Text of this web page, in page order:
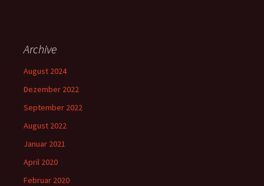
Archive
August 2024
Dezember 2022
September 2022
August 2022
Januar 2021
April 2020
Februar 2020